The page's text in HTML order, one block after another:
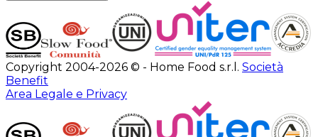
Copyright 2004-2026 © - Home Food s.r.l. Società
Benefit
Area Legale e Privacy